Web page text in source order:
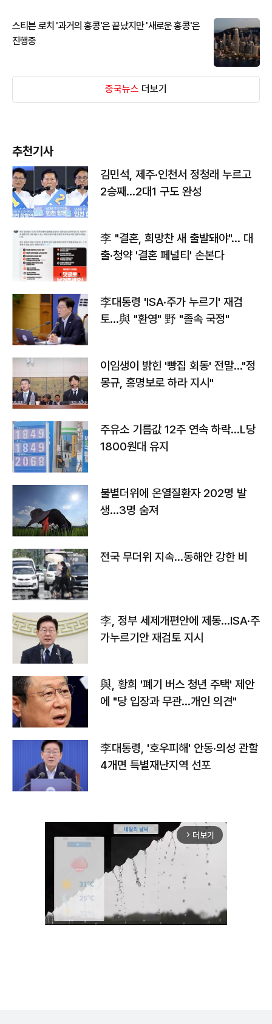
스티븐 로치 '과거의 홍콩'은 끝났지만 '새로운 홍콩'은
진행중
중국뉴스 더보기
추천기사
김민석, 제주·인천서 정청래 누르고
2승째…2대1 구도 완성
李 "결혼, 희망찬 새 출발돼야"… 대
출·청약 '결혼 페널티' 손본다
李대통령 'ISA·주가 누르기' 재검
토…與 "환영" 野 "졸속 국정"
이임생이 밝힌 '빵집 회동' 전말…"정
몽규, 홍명보로 하라 지시"
주유소 기름값 12주 연속 하락…L당
1800원대 유지
불볕더위에 온열질환자 202명 발
생…3명 숨져
전국 무더위 지속…동해안 강한 비
李, 정부 세제개편안에 제동…ISA·주
가누르기안 재검토 지시
與, 황희 '폐기 버스 청년 주택' 제안
에 "당 입장과 무관…개인 의견"
李대통령, '호우피해' 안동·의성 관할
4개면 특별재난지역 선포
arrow_forward_ios 더보기